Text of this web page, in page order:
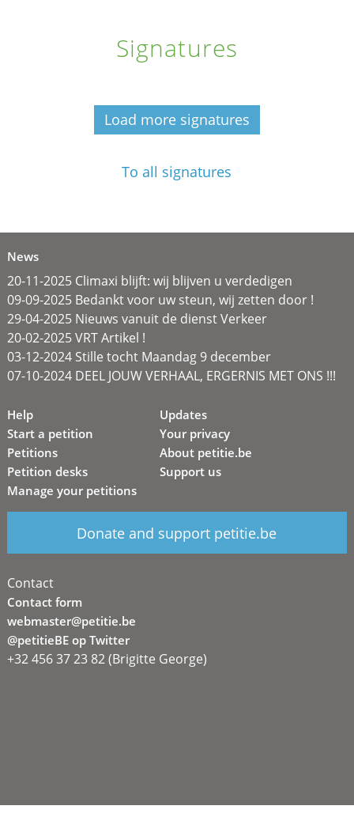
Signatures
Load more signatures
To all signatures
News
20-11-2025 Climaxi blijft: wij blijven u verdedigen
09-09-2025 Bedankt voor uw steun, wij zetten door !
29-04-2025 Nieuws vanuit de dienst Verkeer
20-02-2025 VRT Artikel !
03-12-2024 Stille tocht Maandag 9 december
07-10-2024 DEEL JOUW VERHAAL, ERGERNIS MET ONS !!!
Help
Start a petition
Petitions
Petition desks
Manage your petitions
Updates
Your privacy
About petitie.be
Support us
Donate and support petitie.be
Contact
Contact form
webmaster@petitie.be
@petitieBE op Twitter
+32 456 37 23 82 (Brigitte George)